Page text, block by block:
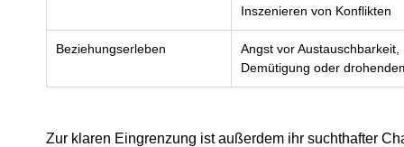
Inszenieren von Konflikten
Beziehungserleben
Angst vor
Demütigung oder
Zur klaren Eingrenzung ist außerdem ihr suchthafter